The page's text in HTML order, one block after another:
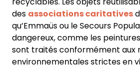
des associations caritatives
qu’Emmaüs ou le Secours
dangereux, comme les
sont traités conformément aux
environnementales strictes en